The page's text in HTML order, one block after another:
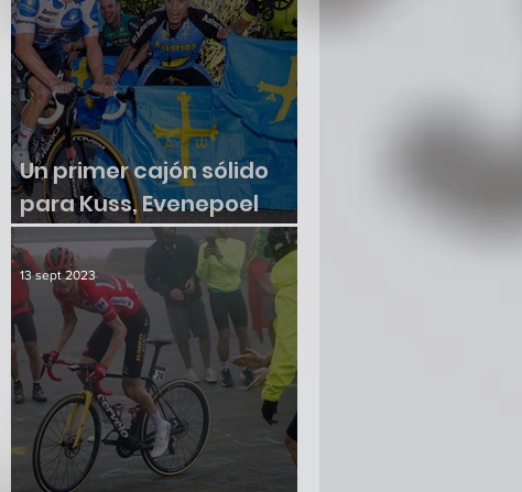
Un primer cajón sólido
para Kuss, Evenepoel
sumó otra victoria
13 sept 2023